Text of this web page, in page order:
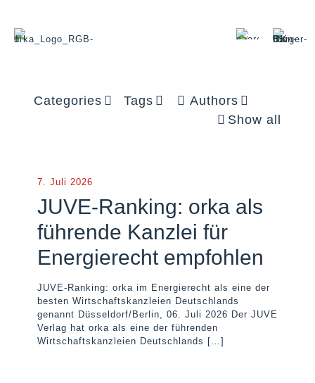
Categories Tags
Authors
Show all
7. Juli 2026
JUVE-Ranking: orka als
führende Kanzlei für
Energierecht empfohlen
JUVE-Ranking: orka im Energierecht als eine der
besten Wirtschaftskanzleien Deutschlands
genannt Düsseldorf/Berlin, 06. Juli 2026 Der JUVE
Verlag hat orka als eine der führenden
Wirtschaftskanzleien Deutschlands […]